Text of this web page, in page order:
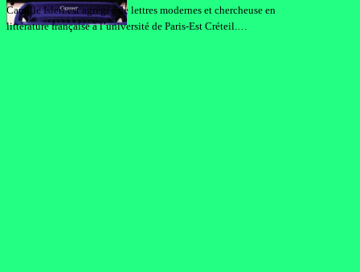
Camille Islert est agrégée de lettres modernes et chercheuse en
littérature française à l’université de Paris-Est Créteil.…